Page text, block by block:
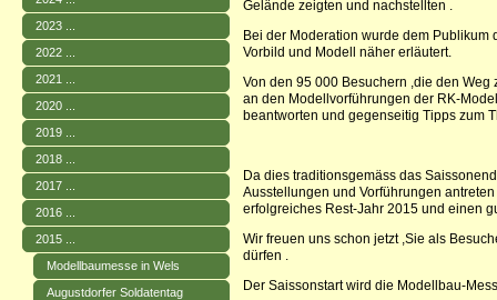
2023 ...
2022 ...
2021 ...
2020 ...
2019 ...
2018 ...
2017 ...
2016 ...
2015 ...
Modellbaumesse in Wels
Augustdorfer Soldatentag
Gelände zeigten und nachstellten .
Bei der Moderation wurde dem
Vorbild und Modell näher erläutert.
Von den 95 000 Besuchern ,die den
an den Modellvorführungen der RK-
beantworten und gegenseitig Tipps zum
Da dies traditionsgemäss das
Ausstellungen und Vorführungen
erfolgreiches Rest-Jahr 2015 und einen
Wir freuen uns schon jetzt ,Sie als
dürfen .
Der Saissonstart wird die Modellbau-